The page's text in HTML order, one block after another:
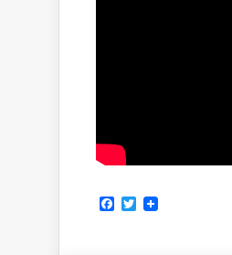
Facebook
Twitter